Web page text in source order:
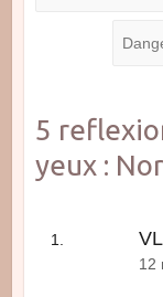
5
yeux :
12